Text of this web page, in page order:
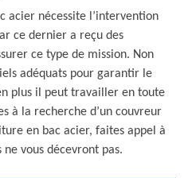
acier nécessite l’intervention
ce dernier a reçu des
ce type de mission. Non
adéquats pour garantir le
plus il peut travailler en toute
à la recherche d’un couvreur
en bac acier, faites appel à
ne vous décevront pas.